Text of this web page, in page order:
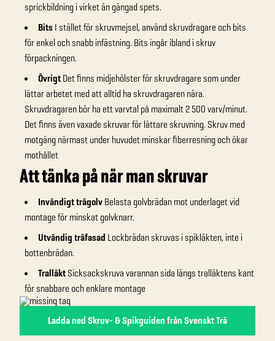
sprickbildning i virket än gängad spets.
BitsI stället för skruvmejsel, använd skruvdragare och bits
för enkel och snabb infästning. Bits ingår ibland i skruv
förpackningen.
ÖvrigtDet finns midjehölster för skruvdragare som under
lättar arbetet med att alltid ha skruvdragaren nära.
Skruvdragaren bör ha ett varvtal på maximalt 2 500 varv/minut.
Det finns även vaxade skruvar för lättare skruvning. Skruv med
motgäng närmast under huvudet minskar fiberresning och ökar
mothållet
Att tänka på när man skruvar
Invändigt trägolvBelasta golvbrädan mot underlaget vid
montage för minskat golvknarr.
Utvändig träfasad Lockbrädan skruvas i spikläkten, inte i
bottenbrädan.
TralläktSicksackskruva varannan sida längs tralläktens kant
för snabbare och enklare montage
Ladda ned Skruv- & Spikguiden från Svenskt Trä